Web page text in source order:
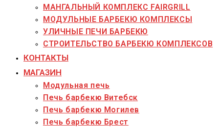
МАНГАЛЬНЫЙ КОМПЛЕКС FAIRGRILL
МОДУЛЬНЫЕ БАРБЕКЮ КОМПЛЕКСЫ
УЛИЧНЫЕ ПЕЧИ БАРБЕКЮ
СТРОИТЕЛЬСТВО БАРБЕКЮ КОМПЛЕКСОВ
КОНТАКТЫ
МАГАЗИН
Модульная печь
Печь барбекю Витебск
Печь барбекю Могилев
Печь барбекю Брест